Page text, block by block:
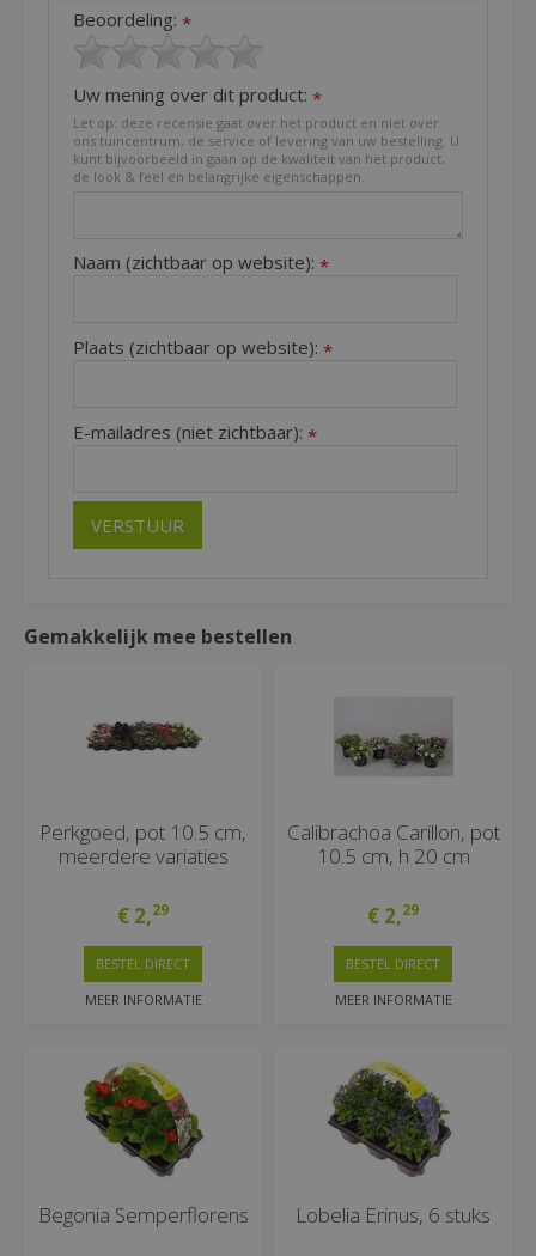
Beoordeling: *
Uw mening over dit product: *
Let op: deze recensie gaat over het product en niet over
ons tuincentrum, de service of levering van uw bestelling. U
kunt bijvoorbeeld in gaan op de kwaliteit van het product,
de look & feel en belangrijke eigenschappen.
Naam (zichtbaar op website): *
Plaats (zichtbaar op website): *
E-mailadres (niet zichtbaar): *
Gemakkelijk mee bestellen
Perkgoed, pot 10.5 cm,
meerdere variaties
€ 2,29
MEER INFORMATIE
BESTEL DIRECT
Calibrachoa Carillon, pot
10.5 cm, h 20 cm
€ 2,29
MEER INFORMATIE
BESTEL DIRECT
Begonia Semperflorens Lobelia Erinus, 6 stuks